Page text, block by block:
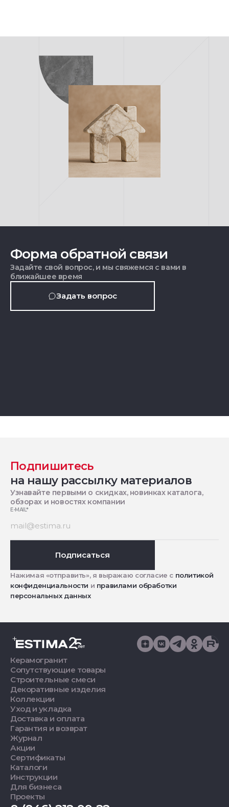
Форма обратной связи
Задайте свой вопрос, и мы свяжемся с вами в
ближайшее время
Задать вопрос
Подпишитесь
на нашу рассылку материалов
Узнавайте первыми о скидках, новинках каталога,
обзорах и новостях компании
E-MAIL*
Подписаться
Нажимая «отправить», я выражаю согласие с политикой
конфиденциальности и правилами обработки
персональных данных
Керамогранит
Сопутствующие товары
Строительные смеси
Декоративные изделия
Коллекции
Уход и укладка
Доставка и оплата
Гарантия и возврат
Журнал
Акции
Сертификаты
Каталоги
Инструкции
Для бизнеса
Проекты